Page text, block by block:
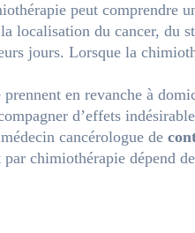
peut comprendre
localisation du cancer, du
jours. Lorsque la
prennent en revanche à
d’effets
cancérologue de
chimiothérapie dépend